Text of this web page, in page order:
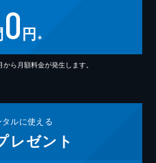
0円 ※
ら月額料金が発生します。
タルに使える
レゼント